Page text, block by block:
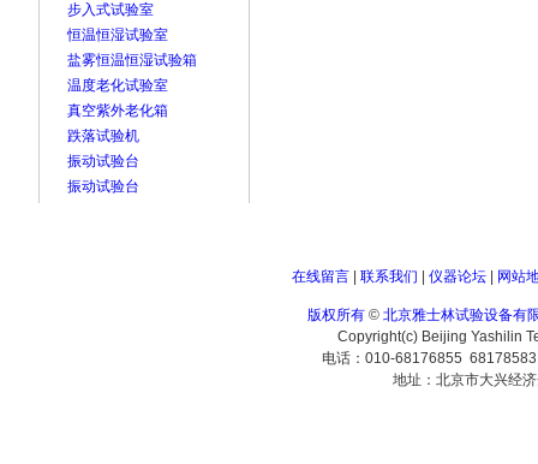
步入式试验室
恒温恒湿试验室
盐雾恒温恒湿试验箱
温度老化试验室
真空紫外老化箱
跌落试验机
振动试验台
振动试验台
在线留言| 联系我们 仪器论坛| 网站
版权所有 © 北京雅士林试验设备有
Copyright(c) Beijing Yashilin
电话：010-68176855
地址：北京市大兴经